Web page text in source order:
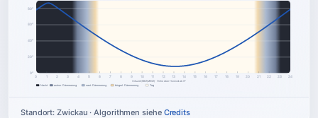
0°
20°
40°
60°
80°
0 1 2 3 4 5 6 7 8 9 10 11 12 13 14 15 16 17 18 19 20 21 22 23 24
Nacht astron. Dämmerung naut. Dämmerung bürgerl. Dämmerung Tag
Ortszeit (MEZ/MESZ) · Höhe über Horizont ab 0°
Standort: Zwickau · Algorithmen siehe Credits